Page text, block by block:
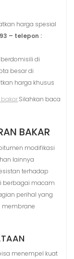
harga spesial
– telepon :
di
besar di
harga khusus
.Silahkan baca
BAKAR
modifikasi
lainnya
terhadap
berbagai macam
perihal yang
membrane
menempel kuat